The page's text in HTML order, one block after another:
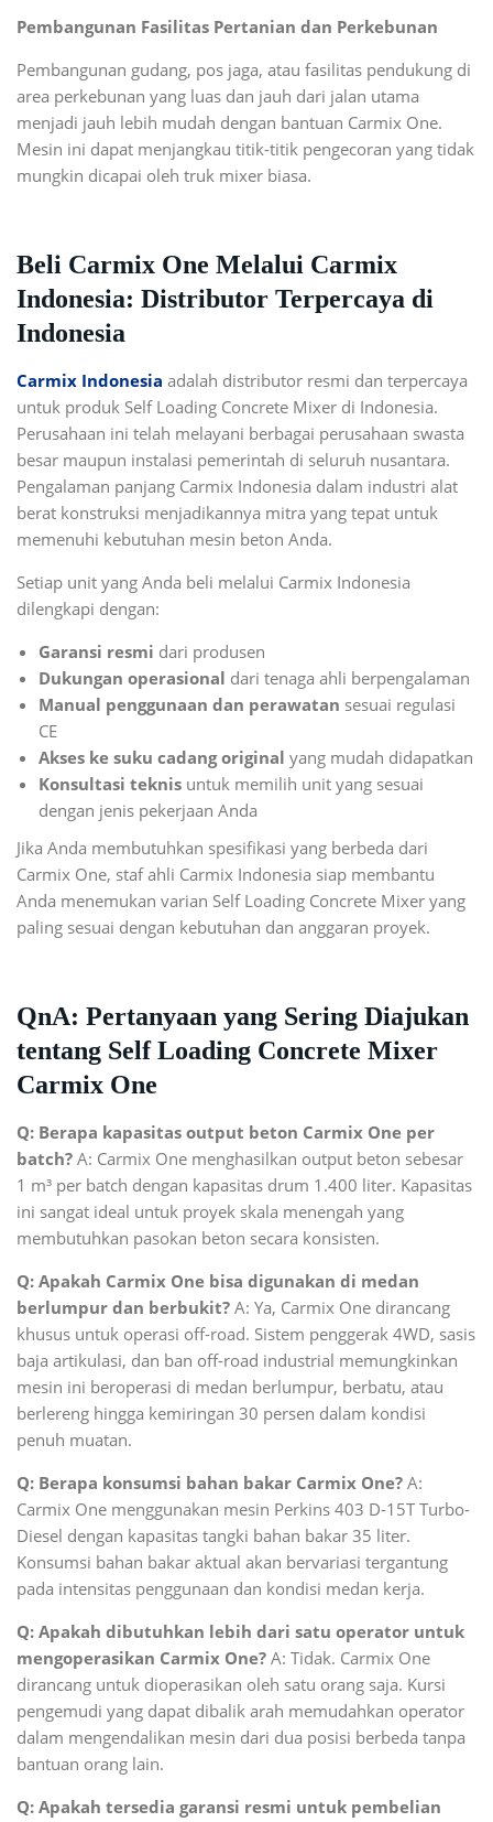
Pembangunan Fasilitas Pertanian dan Perkebunan
Pembangunan gudang, pos jaga, atau fasilitas pendukung di
area perkebunan yang luas dan jauh dari jalan utama
menjadi jauh lebih mudah dengan bantuan Carmix One.
Mesin ini dapat menjangkau titik-titik pengecoran yang tidak
mungkin dicapai oleh truk mixer biasa.
Beli Carmix One Melalui Carmix
Indonesia: Distributor Terpercaya di
Indonesia
Carmix Indonesia adalah distributor resmi dan terpercaya
untuk produk Self Loading Concrete Mixer di Indonesia.
Perusahaan ini telah melayani berbagai perusahaan swasta
besar maupun instalasi pemerintah di seluruh nusantara.
Pengalaman panjang Carmix Indonesia dalam industri alat
berat konstruksi menjadikannya mitra yang tepat untuk
memenuhi kebutuhan mesin beton Anda.
Setiap unit yang Anda beli melalui Carmix Indonesia
dilengkapi dengan:
Garansi resmi dari produsen
Dukungan operasional dari tenaga ahli berpengalaman
Manual penggunaan dan perawatan sesuai regulasi
CE
Akses ke suku cadang original yang mudah didapatkan
Konsultasi teknis untuk memilih unit yang sesuai
dengan jenis pekerjaan Anda
Jika Anda membutuhkan spesifikasi yang berbeda dari
Carmix One, staf ahli Carmix Indonesia siap membantu
Anda menemukan varian Self Loading Concrete Mixer yang
paling sesuai dengan kebutuhan dan anggaran proyek.
QnA: Pertanyaan yang Sering Diajukan
tentang Self Loading Concrete Mixer
Carmix One
Q: Berapa kapasitas output beton Carmix One per
batch? A: Carmix One menghasilkan output beton sebesar
1 m³ per batch dengan kapasitas drum 1.400 liter. Kapasitas
ini sangat ideal untuk proyek skala menengah yang
membutuhkan pasokan beton secara konsisten.
Q: Apakah Carmix One bisa digunakan di medan
berlumpur dan berbukit? A: Ya, Carmix One dirancang
khusus untuk operasi off-road. Sistem penggerak 4WD, sasis
baja artikulasi, dan ban off-road industrial memungkinkan
mesin ini beroperasi di medan berlumpur, berbatu, atau
berlereng hingga kemiringan 30 persen dalam kondisi
penuh muatan.
Q: Berapa konsumsi bahan bakar Carmix One? A:
Carmix One menggunakan mesin Perkins 403 D-15T Turbo-
Diesel dengan kapasitas tangki bahan bakar 35 liter.
Konsumsi bahan bakar aktual akan bervariasi tergantung
pada intensitas penggunaan dan kondisi medan kerja.
Q: Apakah dibutuhkan lebih dari satu operator untuk
mengoperasikan Carmix One? A: Tidak. Carmix One
dirancang untuk dioperasikan oleh satu orang saja. Kursi
pengemudi yang dapat dibalik arah memudahkan operator
dalam mengendalikan mesin dari dua posisi berbeda tanpa
bantuan orang lain.
Q: Apakah tersedia garansi resmi untuk pembelian